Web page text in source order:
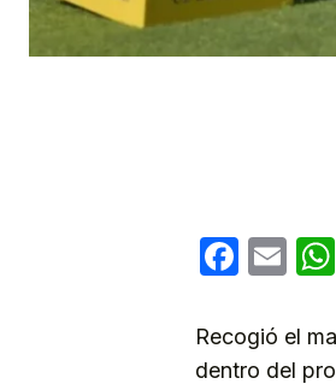
Recogió el
dentro del